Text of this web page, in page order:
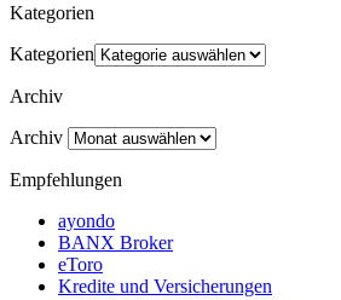
Kategorien
Kategorien
Archiv
Archiv
Empfehlungen
ayondo
BANX Broker
eToro
Kredite und Versicherungen